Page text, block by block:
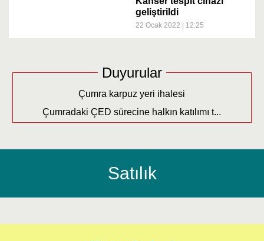
geliştirildi
22 Ocak 2022 | 12:25
Duyurular
Çumra karpuz yeri ihalesi
Çumradaki ÇED sürecine halkın katılımı t...
Satılık